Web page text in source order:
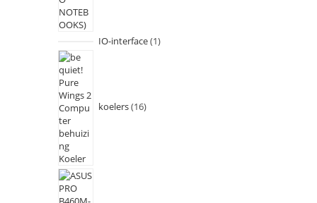
IO-interface 1
koelers 16